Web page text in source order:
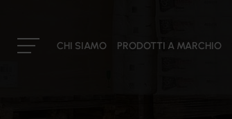
CHI SIAMO PRODOTTI A MARCHIO